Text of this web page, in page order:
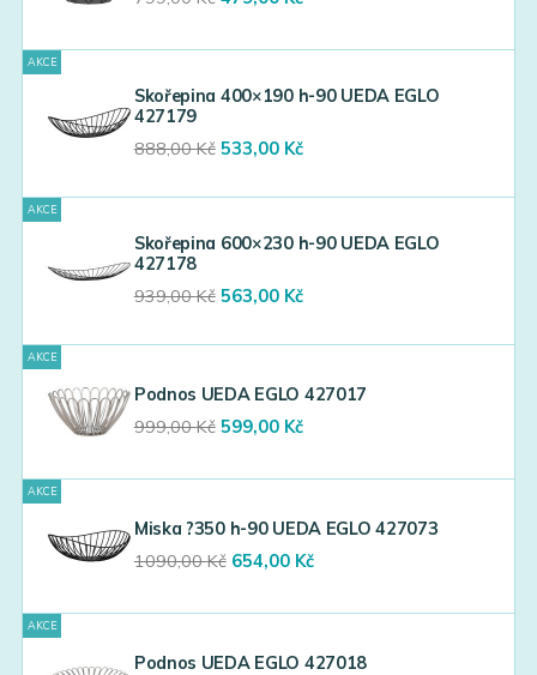
was:
is:
AKCE
Skořepina 400×190 h-90 UEDA EGLO
427179
888,00Kč Original
was:
533,00 KčCurrent
is:
AKCE
Skořepina 600×230 h-90 UEDA EGLO
427178
939,00Kč Original
was:
563,00 KčCurrent
is:
AKCE
Podnos UEDA EGLO 427017
999,00Kč Original
was:
599,00 KčCurrent
is:
AKCE
Miska ?350 h-90 UEDA EGLO 427073
1090,00Kč Original
was:
654,00 KčCurrent
is:
AKCE
Podnos UEDA EGLO 427018